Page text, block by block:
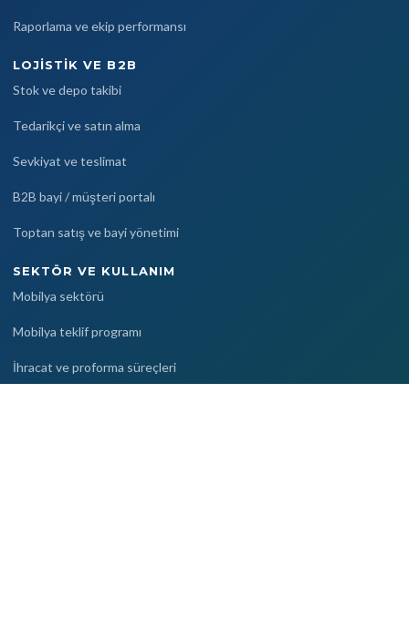
Raporlama ve ekip performansı
LOJISTIK VE B2B
Stok ve depo takibi
Tedarikçi ve satın alma
Sevkiyat ve teslimat
B2B bayi / müşteri portalı
Toptan satış ve bayi yönetimi
SEKTÖR VE KULLANIM
Mobilya sektörü
Mobilya teklif programı
İhracat ve proforma süreçleri